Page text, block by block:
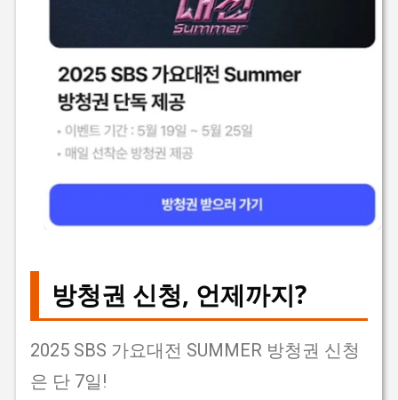
방청권 신청, 언제까지?
2025 SBS 가요대전 SUMMER 방청권 신청
은 단 7일!